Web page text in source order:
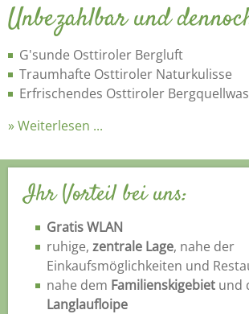
Unbezahlbar und
G'sunde Osttiroler Bergluft
Traumhafte Osttiroler Naturkulisse
Erfrischendes Osttiroler
Weiterlesen ...
Ihr Vorteil bei uns:
Gratis WLAN
ruhige, zentrale Lage, nahe der
Einkaufsmöglichkeiten und
nahe dem Familienskigebiet und
Langlaufloipe